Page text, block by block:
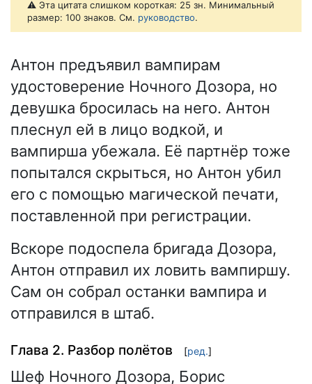
⚠️ Эта цитата слишком короткая: 25 зн. Минимальный
размер: 100 знаков. См. руководство.
Антон предъявил вампирам
удостоверение Ночного Дозора, но
девушка бросилась на него. Антон
плеснул ей в лицо водкой, и
вампирша убежала. Её партнёр тоже
попытался скрыться, но Антон убил
его с помощью магической печати,
поставленной при регистрации.
Вскоре подоспела бригада Дозора,
Антон отправил их ловить вампиршу.
Сам он собрал останки вампира и
отправился в штаб.
Глава 2. Разбор полётов [ред.]
Шеф Ночного Дозора, Борис